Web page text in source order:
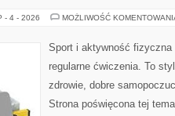
- 4 - 2026 MOŻLIWOŚĆ
Sport i aktywność
regularne ćwiczenia. To
zdrowie, dobre
Strona poświęcona tej